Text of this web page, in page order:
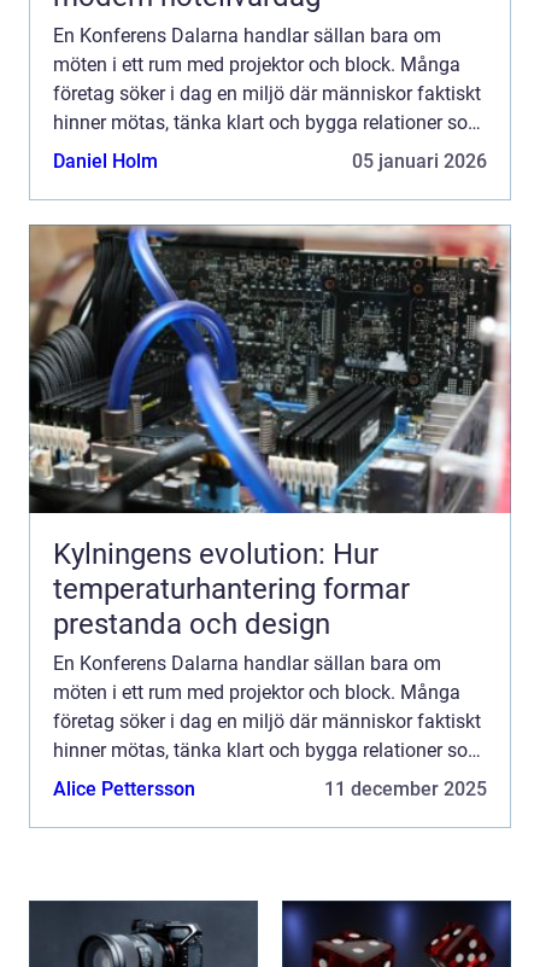
En Konferens Dalarna handlar sällan bara om
möten i ett rum med projektor och block. Många
företag söker i dag en miljö där människor faktiskt
hinner mötas, tänka klart och bygga relationer som
håller längre än själva konferensen. Dalarna
Daniel Holm 05 januari 2026
Kylningens evolution: Hur
temperaturhantering formar
prestanda och design
En Konferens Dalarna handlar sällan bara om
möten i ett rum med projektor och block. Många
företag söker i dag en miljö där människor faktiskt
hinner mötas, tänka klart och bygga relationer som
håller längre än själva konferensen. Dalarna
Alice Pettersson 11 december 2025